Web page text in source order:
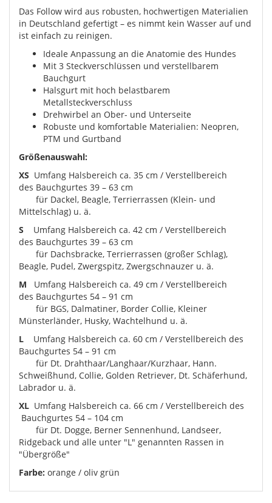
Das Follow wird aus robusten, hochwertigen Materialien
in Deutschland gefertigt – es nimmt kein Wasser auf und
ist einfach zu reinigen.
Ideale Anpassung an die Anatomie des Hundes
Mit 3 Steckverschlüssen und verstellbarem
Bauchgurt
Halsgurt mit hoch belastbarem
Metallsteckverschluss
Drehwirbel an Ober- und Unterseite
Robuste und komfortable Materialien: Neopren,
PTM und Gurtband
Größenauswahl:
XS Umfang Halsbereich ca. 35 cm / Verstellbereich
des Bauchgurtes 39 – 63 cm
für Dackel, Beagle, Terrierrassen (Klein- und
Mittelschlag) u. ä.
S Umfang Halsbereich ca. 42 cm / Verstellbereich
des Bauchgurtes 39 – 63 cm
für Dachsbracke, Terrierrassen (großer Schlag),
Beagle, Pudel, Zwergspitz, Zwergschnauzer u. ä.
M Umfang Halsbereich ca. 49 cm / Verstellbereich
des Bauchgurtes 54 – 91 cm
für BGS, Dalmatiner, Border Collie, Kleiner
Münsterländer, Husky, Wachtelhund u. ä.
L
Umfang Halsbereich ca. 60 cm / Verstellbereich des
Bauchgurtes 54 – 91 cm
für Dt. Drahthaar/Langhaar/Kurzhaar, Hann.
Schweißhund, Collie, Golden Retriever, Dt. Schäferhund,
Labrador u. ä.
XL Umfang Halsbereich ca. 66 cm / Verstellbereich des
Bauchgurtes 54 – 104 cm
für Dt. Dogge, Berner Sennenhund, Landseer,
Ridgeback und alle unter "L" genannten Rassen in
"Übergröße"
Farbe: orange / oliv grün